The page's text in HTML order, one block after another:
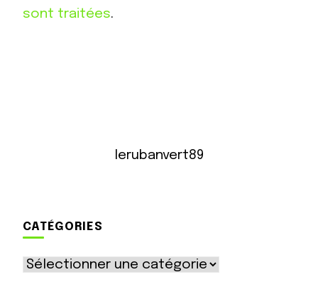
sont traitées.
lerubanvert89
CATÉGORIES
Catégories